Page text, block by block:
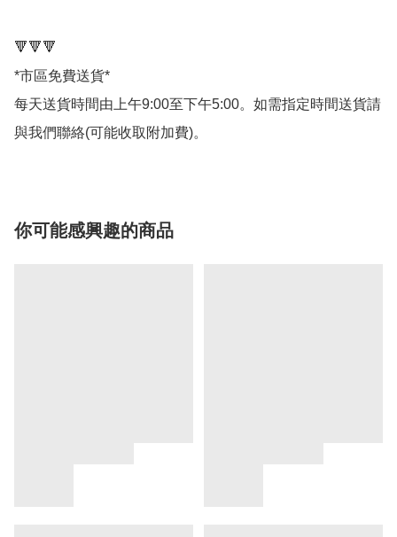
🔻🔻🔻
*市區免費送貨*
每天送貨時間由上午9:00至下午5:00。如需指定時間送貨請
你可能感興趣的商品